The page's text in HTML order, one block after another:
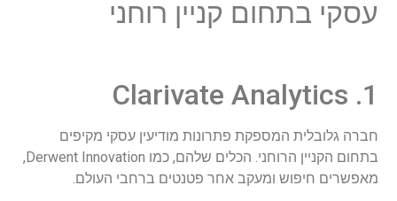
עסקי בתחום קניין רוחני
1. Clarivate Analytics
חברה גלובלית המספקת פתרונות מודיעין עסקי מקיפים
בתחום הקניין הרוחני. הכלים שלהם, כמו Derwent Innovation,
מאפשרים חיפוש ומעקב אחר פטנטים ברחבי העולם.